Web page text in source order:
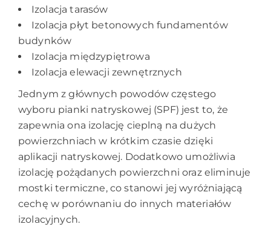
Izolacja tarasów
Izolacja płyt betonowych fundamentów
budynków
Izolacja międzypiętrowa
Izolacja elewacji zewnętrznych
Jednym z głównych powodów częstego
wyboru pianki natryskowej (SPF) jest to, że
zapewnia ona izolację cieplną na dużych
powierzchniach w krótkim czasie dzięki
aplikacji natryskowej. Dodatkowo umożliwia
izolację pożądanych powierzchni oraz eliminuje
mostki termiczne, co stanowi jej wyróżniającą
cechę w porównaniu do innych materiałów
izolacyjnych.